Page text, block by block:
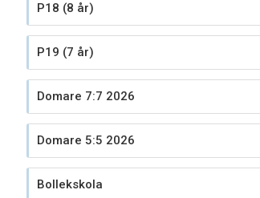
P18 (8 år)
P19 (7 år)
Domare 7:7 2026
Domare 5:5 2026
Bollekskola